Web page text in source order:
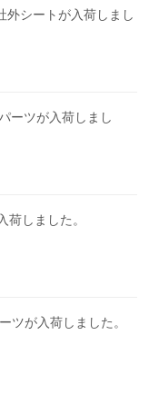
外シートが入荷しまし
ーツが入荷しまし
荷しました。
ツが入荷しました。